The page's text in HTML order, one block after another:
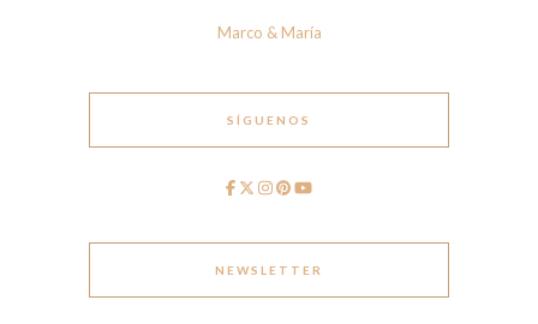
Marco & María
SÍGUENOS
NEWSLETTER